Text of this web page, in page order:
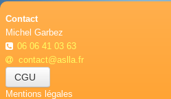
Contact
Michel Garbez
06 06 41 03 63
contact@aslla.fr
CGU
Mentions légales